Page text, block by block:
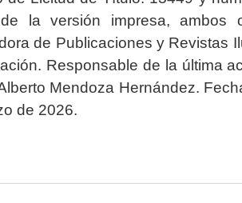
la versión impresa, ambos
de Publicaciones y Revistas
Responsable de la última
Mendoza Hernández.
de 2026.